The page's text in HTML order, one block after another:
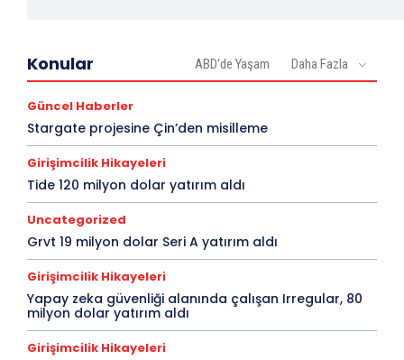
Konular ABD'de Yaşam Daha Fazla
Güncel Haberler
Stargate projesine Çin’den misilleme
Girişimcilik Hikayeleri
Tide 120 milyon dolar yatırım aldı
Uncategorized
Grvt 19 milyon dolar Seri A yatırım aldı
Girişimcilik Hikayeleri
Yapay zeka güvenliği alanında çalışan Irregular, 80
milyon dolar yatırım aldı
Girişimcilik Hikayeleri